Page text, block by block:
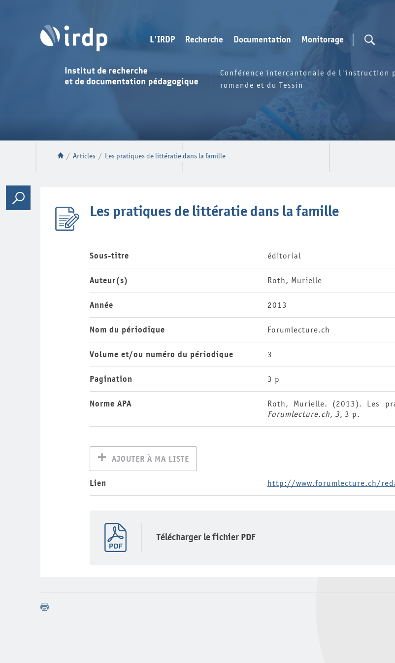
L'IRDP Recherche Documentation Monitorage
Conférence intercantonale de l'instruction
romande et du Tessin
/ Articles / Les pratiques de littératie dans la famille
Les pratiques de littératie dans la famille
Sous-titre éditorial
Auteur(s) Roth, Murielle
Année 2013
Nom du périodique Forumlecture.ch
Volume et/ou numéro du périodique 3
Pagination 3 p
Norme APA
Roth, Murielle. (2013). Les
Forumlecture.ch, 3, 3 p.
AJOUTER À MA LISTE
Lien http://www.forumlecture.ch/
Télécharger le fichier PDF